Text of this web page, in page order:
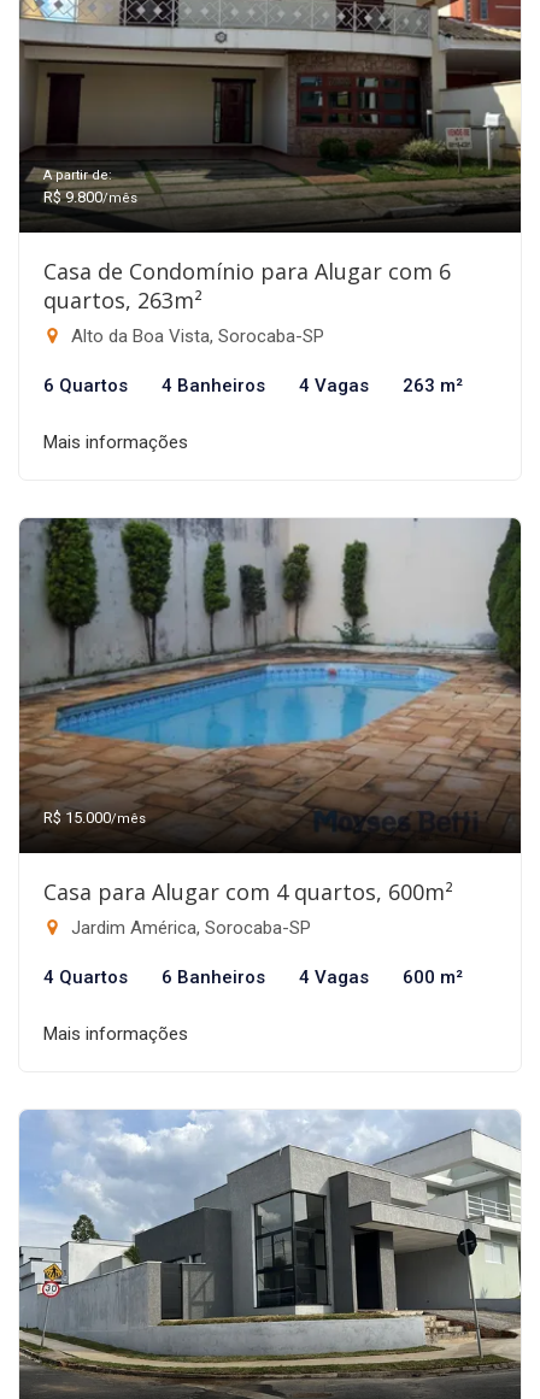
A partir de:
R$ 9.800/mês
Casa de Condomínio para Alugar com 6
quartos, 263m²
Alto da Boa Vista, Sorocaba-SP
6 Quartos 4 Banheiros 4 Vagas 263 m²
Mais informações
R$ 15.000/mês
Casa para Alugar com 4 quartos, 600m²
Jardim América, Sorocaba-SP
4 Quartos 6 Banheiros 4 Vagas 600 m²
Mais informações